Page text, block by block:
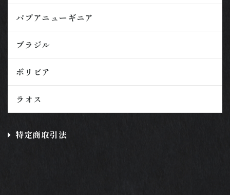
パプアニューギニア
ブラジル
ボリビア
ラオス
特定商取引法